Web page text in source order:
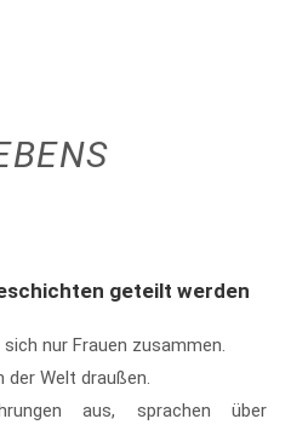
geteilt werden
nur Frauen zusammen.
Welt draußen.
aus, sprachen über